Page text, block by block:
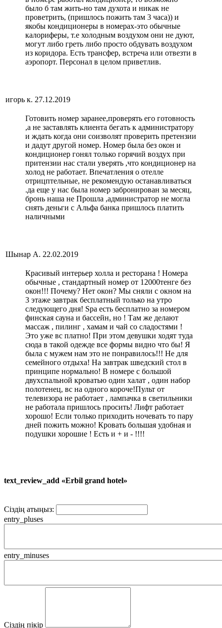
было б там жить-но там духота и никак не
проветрить, (пришлось пожить там 3 часа)) и
якобы кондиционеры в номерах-это обычные
калориферы, т.е холодным воздухом они не дуют,
могут либо греть либо просто обдувать воздухом
из коридора. Есть трансфер, встреча или отвезти в
аэропорт. Персонал в целом приветлив.
игорь к. 27.12.2019
Готовить номер заранее,проверять его готовность
,а не заставлять клиента бегать к администратору
и ждать когда они соизволят проверить претензии
и дадут другой номер. Номер была без окон и
кондиционер гонял только горячий воздух при
притензии нас стали уверять ,что кондиционер на
холод не работает. Впечатления о отелле
отрицптельные, не рекомендую останавливаться
.да еще у нас была номер забронирован за месяц,
бронь наша не Прошла ,администратор не могла
снять деньги с Альфа банка пришлось платить
наличными
Шынар А. 22.02.2019
Красивый интерьер холла и ресторана ! Номера
обычные , стандартный номер от 12000тенге без
окон!!! Почему? Нет окон? Мы сняли с окном на
3 этаже завтрак бесплатный только на утро
следующего дня! Spa есть бесплатно за номером
финская сауна и бассейн, но ! Там же делают
массаж , пилинг , хамам и чай со сладостями !
Это уже вс платно! При этом девушки ходят туда
сюда в такой одежде все формы видно что бы! Я
была с мужем нам это не понравилось!!! Не для
семейного отдыха! На завтрак шведский стол в
принципе нормально! В номере с большой
двухспальной кроватью один халат , один набор
полотенец, вс на одного короче!Пульт от
телевизора не работает , лампачка в светильники
не работала пришлось просить! Лифт работает
хорошо! Если только приходить ночевать то пару
дней пожить можно! Кровать большая удобная и
подушки хорошие ! Есть и + и - !!!!
text_review_add «Erbil grand hotel»
Сіздің атыңыз:
entry_pluses
entry_minuses
Сіздің пікір